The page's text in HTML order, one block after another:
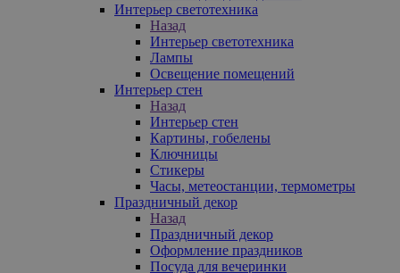
Интерьер светотехника
Назад
Интерьер светотехника
Лампы
Освещение помещений
Интерьер стен
Назад
Интерьер стен
Картины, гобелены
Ключницы
Стикеры
Часы, метеостанции, термометры
Праздничный декор
Назад
Праздничный декор
Оформление праздников
Посуда для вечеринки